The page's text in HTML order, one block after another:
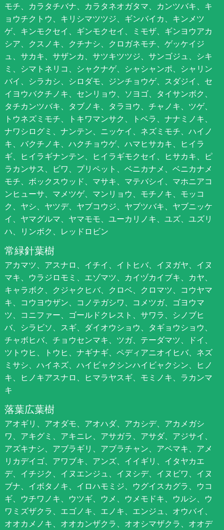
モチ、カラタチバナ、カラタネオガタマ、カンツバキ、キ
ョウチクトウ、キリシマツツジ、ギンバイカ、キンメツ
ゲ、キンモクセイ、ギンモクセイ、ミモザ、ギンヨウアカ
シア、クスノキ、クチナシ、クロガネモチ、ゲッケイジ
ュ、サカキ、サザンカ、サツキツツジ、サンゴジュ、シキ
ミ、シマトネリコ、シャクナゲ、シャシャンポ、シャリン
バイ、シラカシ、シロダモ、ジンチョウゲ、スダジイ、セ
イヨウバクチノキ、センリョウ、ソヨゴ、タイサンボク、
タチカンツバキ、タブノキ、タラヨウ、チャノキ、ツゲ、
トウネズミモチ、トキワマンサク、トベラ、ナナミノキ、
ナワシログミ、ナンテン、ニッケイ、ネズミモチ、ハイノ
キ、バクチノキ、ハクチョウゲ、ハマヒサカキ、ヒイラ
ギ、ヒイラギナンテン、ヒイラギモクセイ、ヒサカキ、ピ
ラカンサス、ビワ、プリペット、ベニカナメ、ベニカナメ
モチ、ボックスウッド、マサキ、マテバシイ、マホニアコ
ンヒューサ、マメツゲ、マンリョウ、モチノキ、モッコ
ク、ヤシ、ヤツデ、ヤブコウジ、ヤブツバキ、ヤブニッケ
イ、ヤマグルマ、ヤマモモ、ユーカリノキ、ユズ、ユズリ
ハ、リンボク、レッドロビン
常緑針葉樹
アカマツ、アスナロ、イチイ、イトヒバ、イヌガヤ、イヌ
マキ、ウラジロモミ、エゾマツ、カイヅカイブキ、カヤ、
キャラボク、クジャクヒバ、クロベ、クロマツ、コウヤマ
キ、コウヨウザン、コノテガシワ、コメツガ、ゴヨウマ
ツ、コニファー、ゴールドクレスト、サワラ、シノブヒ
バ、シラビソ、スギ、ダイオウショウ、タギョウショウ、
チャボヒバ、チョウセンマキ、ツガ、テーダマツ、ドイ、
ツトウヒ、トウヒ、ナギナギ、ペディアニオイヒバ、ネズ
ミサシ、ハイネズ、ハイビャクシンハイビャクシン、ヒノ
キ、ヒノキアスナロ、ヒマラヤスギ、モミノキ、ラカンマ
キ
落葉広葉樹
アオギリ、アオダモ、アオハダ、アカシデ、アカメガシ
ワ、アキグミ、アキニレ、アサガラ、アサダ、アジサイ、
アズキナシ、アブラギリ、アブラチャン、アベマキ、アメ
リカデイゴ、アワブキ、アンズ、イイギリ、イタヤカエ
デ、イチジク、イヌエンジュ、イヌシデ、イヌビワ、イヌ
ブナ、イボタノキ、イロハモミジ、ウグイスカグラ、ウコ
ギ、ウチワノキ、ウツギ、ウメ、ウメモドキ、ウルシ、ウ
ワミズザクラ、エゴノキ、エノキ、エンジュ、オウバイ、
オオカメノキ、オオカンザクラ、オオシマザクラ、オオデ